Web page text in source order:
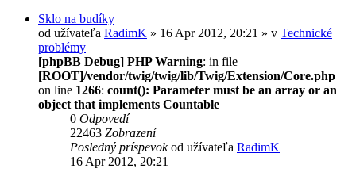
Sklo na budíky
od užívateľa RadimK » 16 Apr 2012, 20:21 » v Technické
problémy
[phpBB Debug] PHP Warning: in file
[ROOT]/vendor/twig/twig/lib/Twig/Extension/Core.php
on line 1266: count(): Parameter must be an array or an
object that implements Countable
0 Odpovedí
22463 Zobrazení
Posledný príspevokod užívateľa RadimK
16 Apr 2012, 20:21